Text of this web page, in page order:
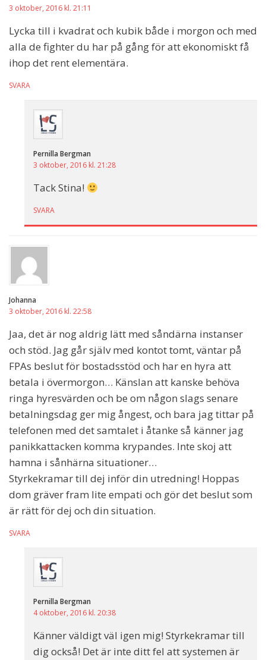
3 oktober, 2016 kl. 21:11
Lycka till i kvadrat och kubik både i morgon och med
alla de fighter du har på gång för att ekonomiskt få
ihop det rent elementära.
SVARA
Pernilla Bergman
3 oktober, 2016 kl. 21:28
Tack Stina!
SVARA
Johanna
3 oktober, 2016 kl. 22:58
Jaa, det är nog aldrig lätt med såndärna instanser
och stöd. Jag går själv med kontot tomt, väntar på
FPAs beslut för bostadsstöd och har en hyra att
betala i övermorgon… Känslan att kanske behöva
ringa hyresvärden och be om någon slags senare
betalningsdag ger mig ångest, och bara jag tittar på
telefonen med det samtalet i åtanke så känner jag
panikkattacken komma krypandes. Inte skoj att
hamna i sånhärna situationer…
Styrkekramar till dej inför din utredning! Hoppas
dom gräver fram lite empati och gör det beslut som
är rätt för dej och din situation.
SVARA
Pernilla Bergman
4 oktober, 2016 kl. 20:38
Känner väldigt väl igen mig! Styrkekramar till
dig också! Det är inte ditt fel att systemen är